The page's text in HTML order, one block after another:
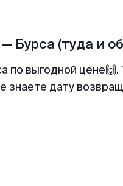
— Бурса (туда и
по выгодной
знаете дату